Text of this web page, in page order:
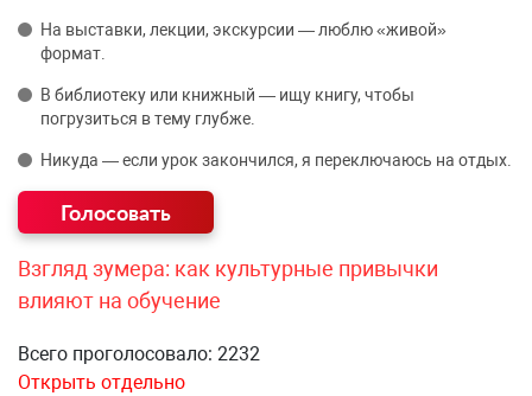
На выставки, лекции, экскурсии — люблю «живой»
формат.
В библиотеку или книжный — ищу книгу, чтобы
погрузиться в тему глубже.
Никуда — если урок закончился, я переключаюсь на отдых.
Взгляд зумера: как культурные привычки
влияют на обучение
Всего проголосовало: 2232
Открыть отдельно